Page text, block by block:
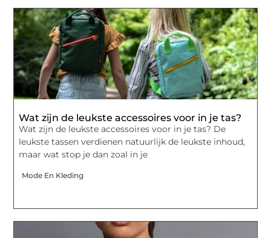
Wat zijn de leukste accessoires voor in je tas?
Wat zijn de leukste accessoires voor in je tas? De
leukste tassen verdienen natuurlijk de leukste inhoud,
maar wat stop je dan zoal in je
Mode En Kleding